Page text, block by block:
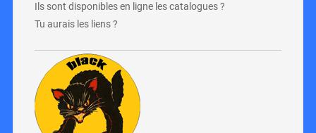
Ils sont disponibles en ligne les catalogues ?
Tu aurais les liens ?